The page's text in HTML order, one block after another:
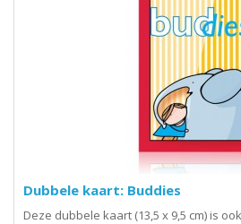
Dubbele kaart: Buddies
Deze dubbele kaart (13,5 x 9,5 cm) is